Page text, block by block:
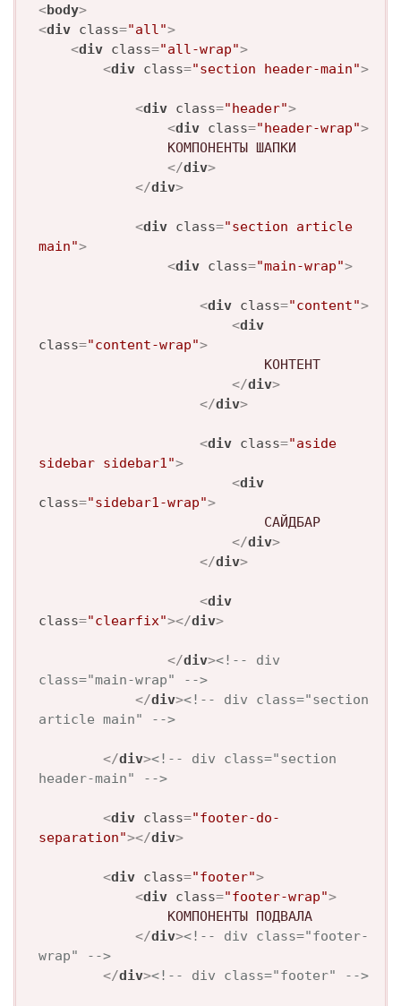
<body>
<div class="all">
<div class="all-wrap">
<div class="section header-main">
<div class="header">
<div class="header-wrap">
</div>
</div>
<div class="section article
main">
<div class="main-wrap">
<div class="content">
<div
class="content-wrap">
</div>
</div>
<div class="aside
sidebar sidebar1">
<div
class="sidebar1-wrap">
</div>
</div>
<div
class="clearfix"></div>
</div><!-- div
class="main-wrap" -->
</div><!-- div class="section
article main" -->
</div><!-- div class="section
header-main" -->
<div class="footer-do-
separation"></div>
<div class="footer">
<div class="footer-wrap">
</div><!-- div class="footer-
wrap" -->
</div><!-- div class="footer" -->